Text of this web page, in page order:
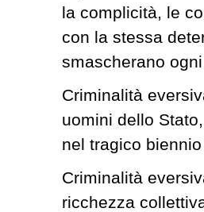
la complicità, le
con la stessa
smascherano
Criminalità
uomini dello
nel tragico
Criminalità
ricchezza